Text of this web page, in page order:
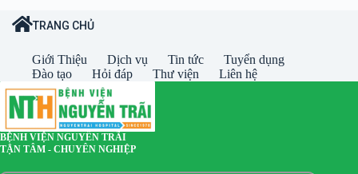
TRANG CHỦ
Giới Thiệu Dịch vụ Tin tức
Tuyển dụng
Đào tạo
Hỏi đáp Thư viện Liên hệ
BỆNH VIỆN NGUYỄN TRÃI
TẬN TÂM - CHUYÊN NGHIỆP